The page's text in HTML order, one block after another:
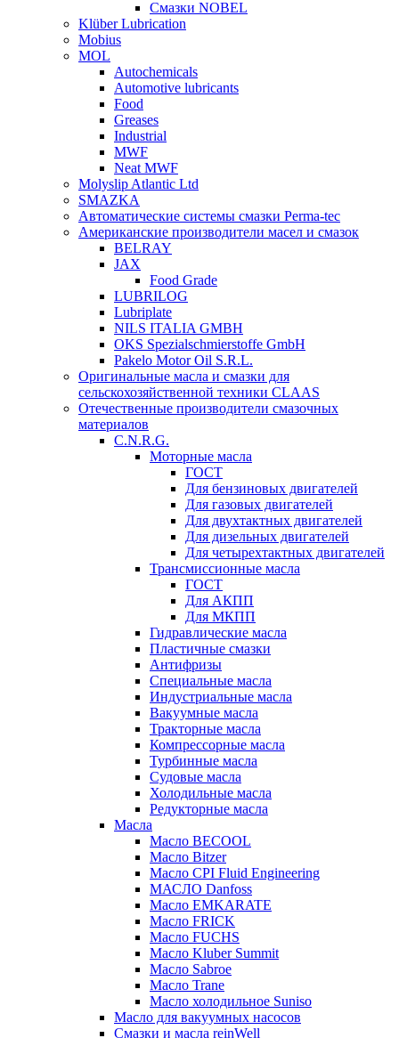
Смазки NOBEL
Klüber Lubrication
Mobius
MOL
Autochemicals
Automotive lubricants
Food
Greases
Industrial
MWF
Neat MWF
Molyslip Atlantic Ltd
SMAZKA
Автоматические системы смазки Perma-tec
Американские производители масел и смазок
BELRAY
JAX
Food Grade
LUBRILOG
Lubriplate
NILS ITALIA GMBH
OKS Spezialschmierstoffe GmbH
Pakelo Motor Oil S.R.L.
Оригинальные масла и смазки для
сельскохозяйственной техники CLAAS
Отечественные производители смазочных
материалов
C.N.R.G.
Моторные масла
ГОСТ
Для бензиновых двигателей
Для газовых двигателей
Для двухтактных двигателей
Для дизельных двигателей
Для четырехтактных двигателей
Трансмиссионные масла
ГОСТ
Для АКПП
Для МКПП
Гидравлические масла
Пластичные смазки
Антифризы
Специальные масла
Индустриальные масла
Вакуумные масла
Тракторные масла
Компрессорные масла
Турбинные масла
Судовые масла
Холодильные масла
Редукторные масла
Масла
Масло BECOOL
Масло Bitzer
Масло CPI Fluid Engineering
МАСЛО Danfoss
Масло EMKARATE
Масло FRICK
Масло FUCHS
Масло Kluber Summit
Масло Sabroe
Масло Trane
Масло холодильное Suniso
Масло для вакуумных насосов
Смазки и масла reinWell